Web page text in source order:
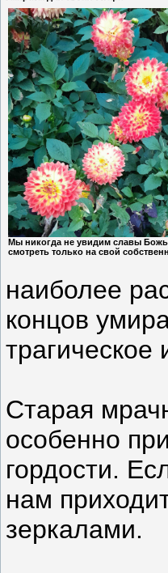
Мы никогда не увидим славы
смотреть только на свой
наиболее
концов
Старая
особенно
гордости.
нам
зеркалами.